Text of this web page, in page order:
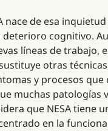
nace de esa
cognitivo.
líneas de trabajo,
otras
y procesos
muchas
que NESA
en la